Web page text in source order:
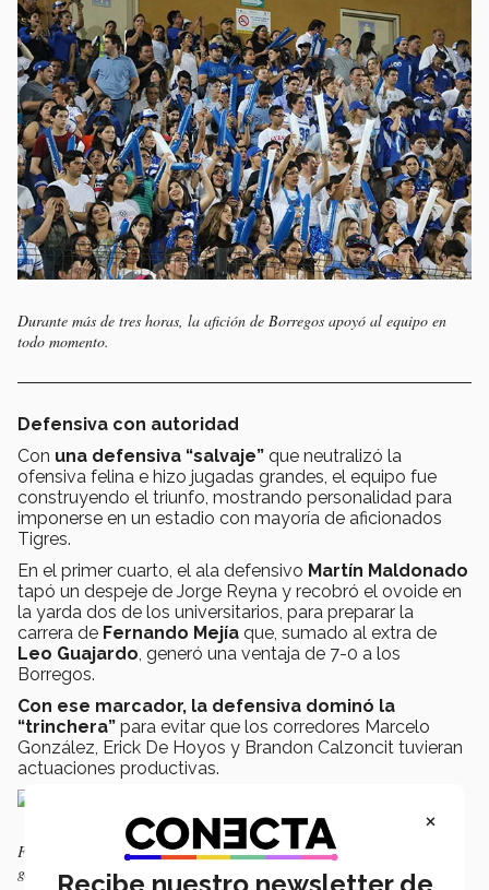
Durante más de tres horas, la afición de Borregos apoyó al equipo en
todo momento.
Defensiva con autoridad
Con una defensiva “salvaje” que neutralizó la
ofensiva felina e hizo jugadas grandes, el equipo fue
construyendo el triunfo, mostrando personalidad para
imponerse en un estadio con mayoría de aficionados
Tigres.
En el primer cuarto, el ala defensivo Martín Maldonado
tapó un despeje de Jorge Reyna y recobró el ovoide en
la yarda dos de los universitarios, para preparar la
carrera de Fernando Mejía que, sumado al extra de
Leo Guajardo, generó una ventaja de 7-0 a los
Borregos.
Con ese marcador, la defensiva dominó la
“trinchera” para evitar que los corredores Marcelo
González, Erick De Hoyos y Brandon Calzoncit tuvieran
actuaciones productivas.
Fernando Mejía (número 28) destacó con sus acarreos de balón y
ganancia de yardas durante el partido.
×